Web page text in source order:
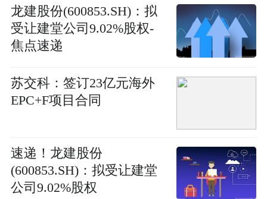
龙建股份(600853.SH)：拟
受让建堂公司9.02%股权-
焦点速递
苏交科：签订23亿元海外
EPC+F项目合同
速递！龙建股份
(600853.SH)：拟受让建堂
公司9.02%股权